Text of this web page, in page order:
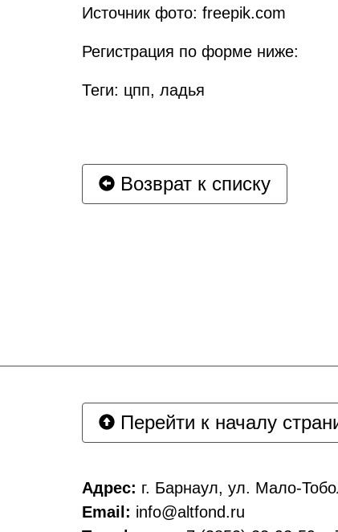
Источник фото: freepik.com
Регистрация по форме ниже:
Теги: цпп, ладья
Возврат к списку
Перейти к началу
Адрес: г. Барнаул, ул. Мало-
Email: info@altfond.ru